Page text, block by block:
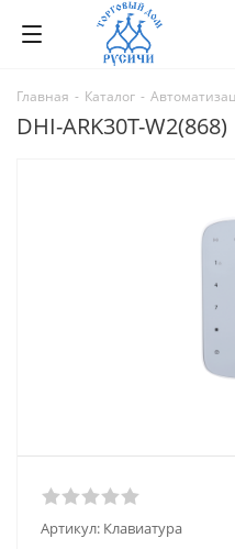
Главная - Каталог -
DHI-ARK30T-W2(868)
Артикул: Клавиатура